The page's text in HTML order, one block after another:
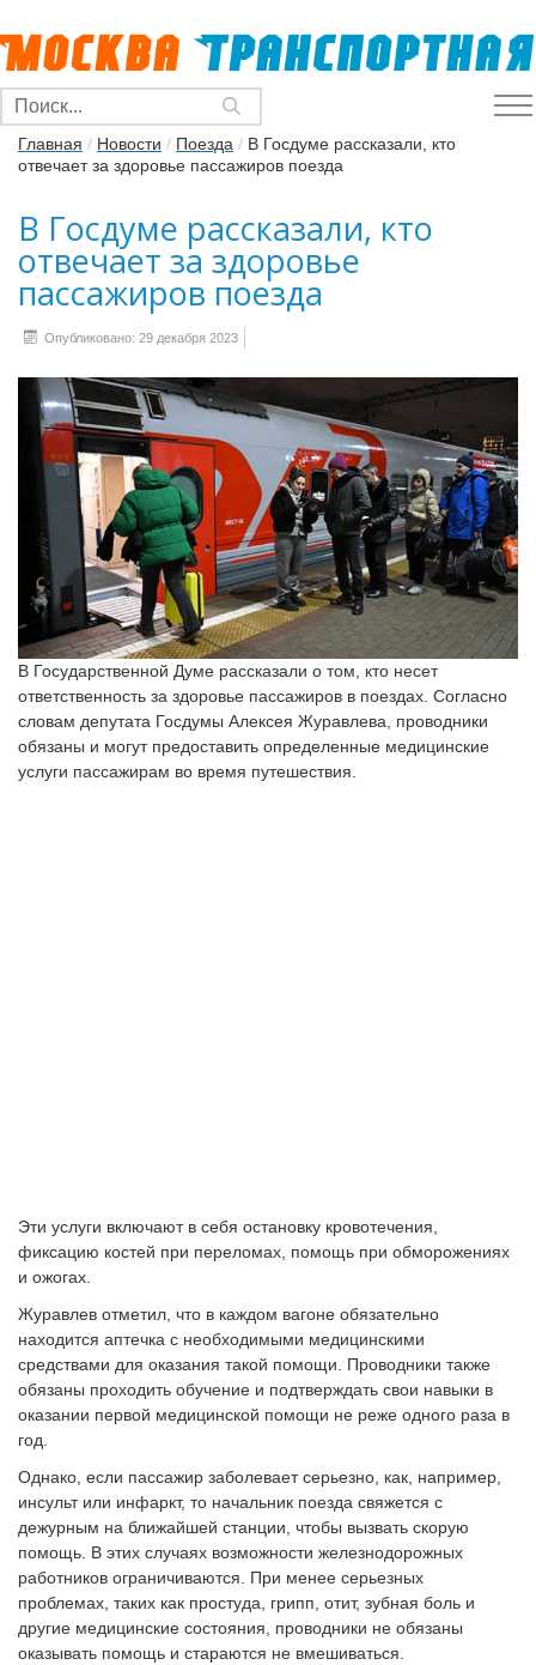
Главная / Новости / Поезда / В Госдуме рассказали, кто
отвечает за здоровье пассажиров поезда
В Госдуме рассказали, кто
отвечает за здоровье
пассажиров поезда
Опубликовано: 29 декабря 2023
В Государственной Думе рассказали о том, кто несет
ответственность за здоровье пассажиров в поездах. Согласно
словам депутата Госдумы Алексея Журавлева, проводники
обязаны и могут предоставить определенные медицинские
услуги пассажирам во время путешествия.
Эти услуги включают в себя остановку кровотечения,
фиксацию костей при переломах, помощь при обморожениях
и ожогах.
Журавлев отметил, что в каждом вагоне обязательно
находится аптечка с необходимыми медицинскими
средствами для оказания такой помощи. Проводники также
обязаны проходить обучение и подтверждать свои навыки в
оказании первой медицинской помощи не реже одного раза в
год.
Однако, если пассажир заболевает серьезно, как, например,
инсульт или инфаркт, то начальник поезда свяжется с
дежурным на ближайшей станции, чтобы вызвать скорую
помощь. В этих случаях возможности железнодорожных
работников ограничиваются. При менее серьезных
проблемах, таких как простуда, грипп, отит, зубная боль и
другие медицинские состояния, проводники не обязаны
оказывать помощь и стараются не вмешиваться.